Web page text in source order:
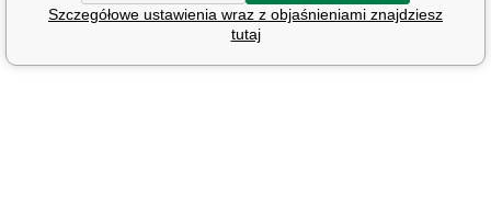
Szczegółowe ustawienia wraz z objaśnieniami znajdziesz
tutaj